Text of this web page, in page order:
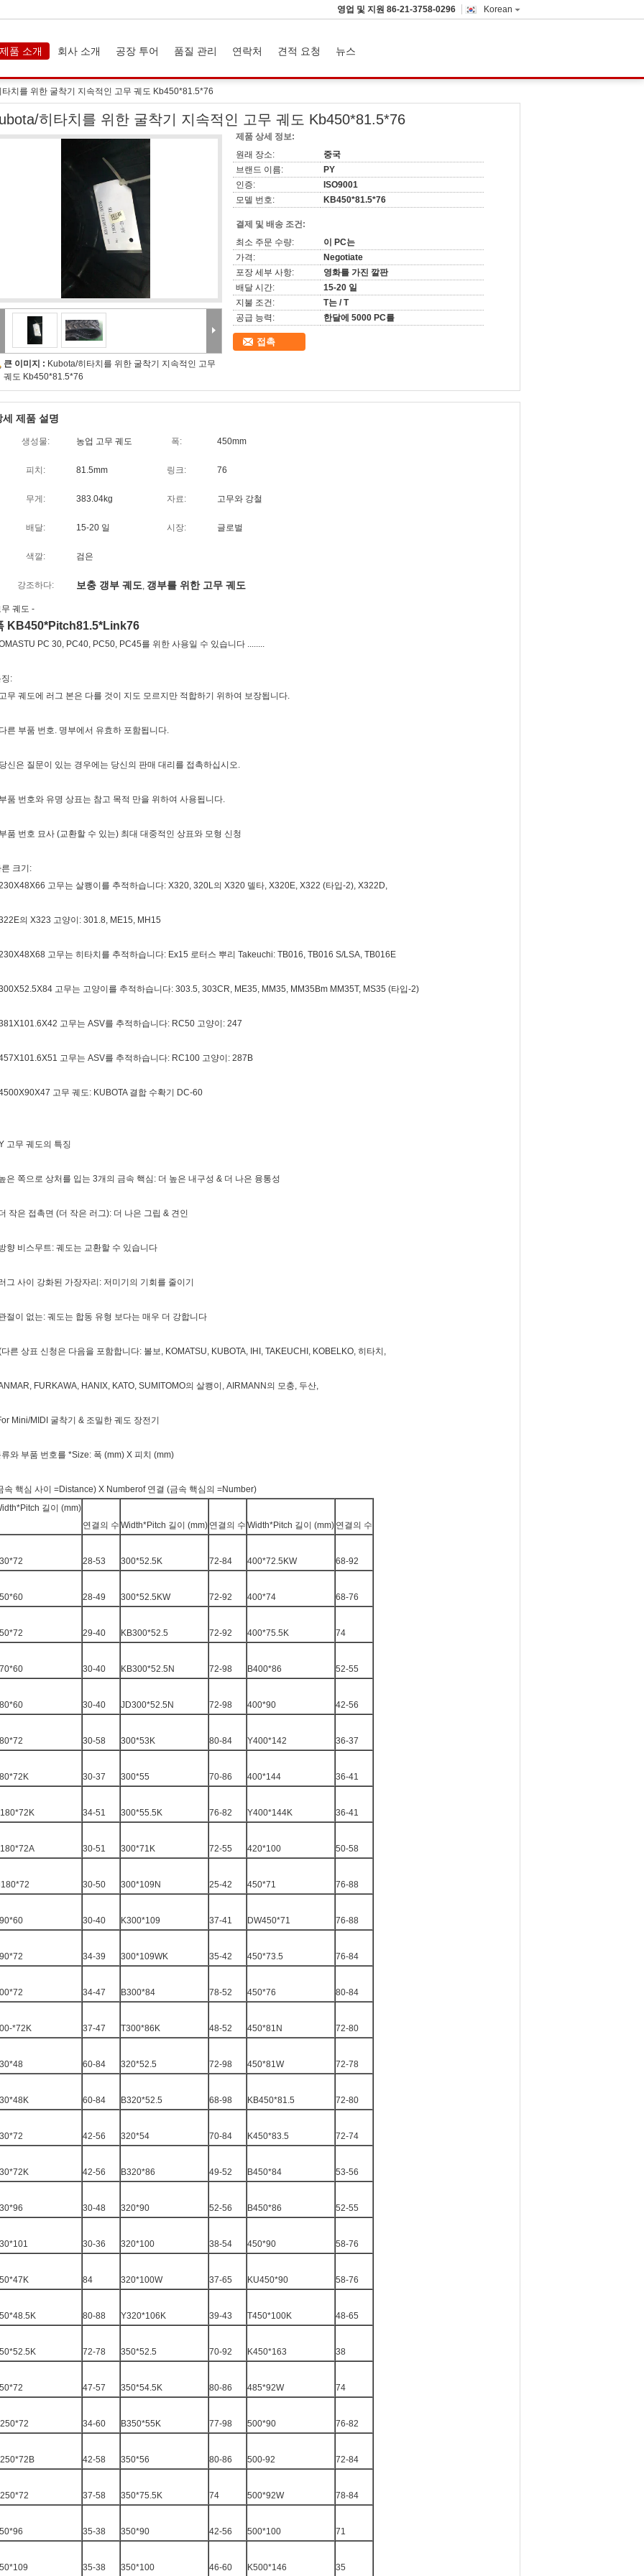
Korean
영업 및 지원 86-21-3758-0296
제품 소개 회사 소개 공장 투어 품질 관리 연락처 견적 요청 뉴스
타치를 위한 굴착기 지속적인 고무 궤도 Kb450*81.5*76
히타치를 위한 굴착기 지속적인 고무 궤도 Kb450*81.5*76
큰 이미지 : Kubota/히타치를 위한 굴착기 지속적인 고무
궤도 Kb450*81.5*76
제품 상세 정보:
원래 장소:
중국
브랜드 이름:
PY
인증:
ISO9001
모델 번호:
KB450*81.5*76
결제 및 배송 조건:
최소 주문 수량:
이 PC는
가격:
Negotiate
포장 세부 사항:
영화를 가진 깔판
배달 시간:
15-20 일
지불 조건:
T는 / T
공급 능력:
한달에 5000 PC를
접촉
세 제품 설명
생성물: 농업 고무 궤도 폭: 450mm
피치: 81.5mm 링크: 76
무게: 383.04kg 자료: 고무와 강철
배달: 15-20 일 시장: 글로벌
색깔: 검은
강조하다: 보충 갱부 궤도, 갱부를 위한 고무 궤도
무 궤도 -
KB450*Pitch81.5*Link76
PC 30, PC40, PC50, PC45를 위한 사용일 수 있습니다 ........
징:
무 궤도에 러그 본은 다를 것이 지도 모르지만 적합하기 위하여 보장됩니다.
른 부품 번호. 명부에서 유효하 포함됩니다.
신은 질문이 있는 경우에는 당신의 판매 대리를 접촉하십시오.
품 번호와 유명 상표는 참고 목적 만을 위하여 사용됩니다.
품 번호 묘사 (교환할 수 있는) 최대 대중적인 상표와 모형 신청
른 크기:
고무는 살쾡이를 추적하습니다: X320, 320L의 X320 델타, X320E, X322 (타입-2), X322D,
의 X323 고양이: 301.8, ME15, MH15
고무는 히타치를 추적하습니다: Ex15 로터스 뿌리 Takeuchi: TB016, TB016 S/LSA, TB016E
고무는 고양이를 추적하습니다: 303.5, 303CR, ME35, MM35, MM35Bm MM35T, MS35 (타입-2)
고무는 ASV를 추적하습니다: RC50 고양이: 247
고무는 ASV를 추적하습니다: RC100 고양이: 287B
고무 궤도: KUBOTA 결합 수확기 DC-60
고무 궤도의 특징
은 쪽으로 상처를 입는 3개의 금속 핵심: 더 높은 내구성 & 더 나은 융통성
작은 접촉면 (더 작은 러그): 더 나은 그립 & 견인
향 비스무트: 궤도는 교환할 수 있습니다
그 사이 강화된 가장자리: 저미기의 기회를 줄이기
절이 없는: 궤도는 합동 유형 보다는 매우 더 강합니다
른 상표 신청은 다음을 포함합니다: 볼보, KOMATSU, KUBOTA, IHI, TAKEUCHI, KOBELKO, 히타치,
FURKAWA, HANIX, KATO, SUMITOMO의 살쾡이, AIRMANN의 모충, 두산,
Mini/MIDI 굴착기 & 조밀한 궤도 장전기
류와 부품 번호를 *Size: 폭 (mm) X 피치 (mm)
속 핵심 사이 =Distance) X Numberof 연결 (금속 핵심의 =Number)
길이 (mm)
연결의 수 Width*Pitch 길이 (mm) 연결의 수 Width*Pitch 길이 (mm) 연결의 수
28-53 300*52.5K 72-84 400*72.5KW 68-92
28-49 300*52.5KW 72-92 400*74 68-76
29-40 KB300*52.5 72-92 400*75.5K 74
30-40 KB300*52.5N 72-98 B400*86 52-55
30-40 JD300*52.5N 72-98 400*90 42-56
30-58 300*53K 80-84 Y400*142 36-37
30-37 300*55 70-86 400*144 36-41
34-51 300*55.5K 76-82 Y400*144K 36-41
30-51 300*71K 72-55 420*100 50-58
30-50 300*109N 25-42 450*71 76-88
30-40 K300*109 37-41 DW450*71 76-88
34-39 300*109WK 35-42 450*73.5 76-84
34-47 B300*84 78-52 450*76 80-84
*72K 37-47 T300*86K 48-52 450*81N 72-80
60-84 320*52.5 72-98 450*81W 72-78
60-84 B320*52.5 68-98 KB450*81.5 72-80
42-56 320*54 70-84 K450*83.5 72-74
42-56 B320*86 49-52 B450*84 53-56
30-48 320*90 52-56 B450*86 52-55
30-36 320*100 38-54 450*90 58-76
84 320*100W 37-65 KU450*90 58-76
80-88 Y320*106K 39-43 T450*100K 48-65
72-78 350*52.5 70-92 K450*163 38
47-57 350*54.5K 80-86 485*92W 74
34-60 B350*55K 77-98 500*90 76-82
42-58 350*56 80-86 500-92 72-84
37-58 350*75.5K 74 500*92W 78-84
35-38 350*90 42-56 500*100 71
35-38 350*100 46-60 K500*146 35